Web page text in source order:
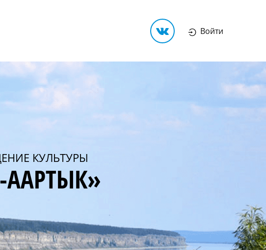
Войти
КУЛЬТУРЫ
ААРТЫК»